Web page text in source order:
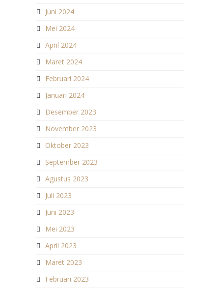
Juni 2024
Mei 2024
April 2024
Maret 2024
Februari 2024
Januari 2024
Desember 2023
November 2023
Oktober 2023
September 2023
Agustus 2023
Juli 2023
Juni 2023
Mei 2023
April 2023
Maret 2023
Februari 2023